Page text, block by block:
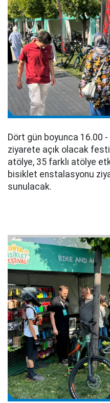
Dört gün boyunca 16.00
ziyarete açık olacak
atölye, 35 farklı atölye
bisiklet enstalasyonu
sunulacak.